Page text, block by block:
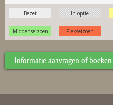
Informatie aanvragen of boeken